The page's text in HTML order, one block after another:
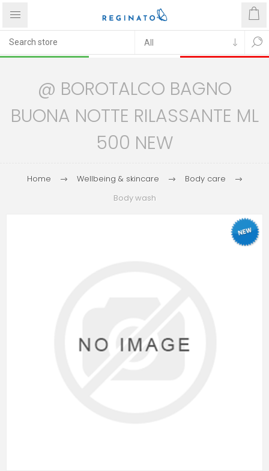
@ BOROTALCO BAGNO
BUONA NOTTE RILASSANTE ML
500 NEW
Home Wellbeing & skincare
Body care
Body wash